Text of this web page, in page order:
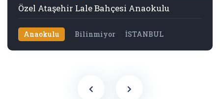
Özel Ataşehir Lale Bahçesi Anaokulu
Anaokulu Bilinmiyor İSTANBUL